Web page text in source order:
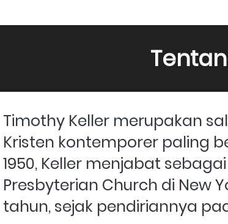
Timothy Keller merupakan
Kristen kontemporer paling
1950, Keller menjabat
Presbyterian Church di New
tahun, sejak pendiriannya